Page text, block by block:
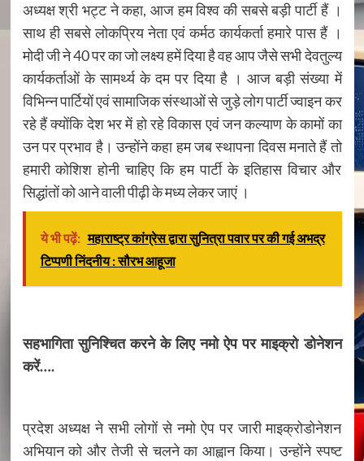
अध्यक्ष श्री भट्ट ने कहा, आज हम विश्व की सबसे बड़ी पार्टी हैं ।
साथ ही सबसे लोकप्रिय नेता एवं कर्मठ कार्यकर्ता हमारे पास हैं ।
मोदी जी ने 40 पर का जो लक्ष्य हमें दिया है वह आप जैसे सभी देवतुल्य
कार्यकर्ताओं के सामर्थ्य के दम पर दिया है । आज बड़ी संख्या में
विभिन्न पार्टियों एवं सामाजिक संस्थाओं से जुड़े लोग पार्टी ज्वाइन कर
रहे हैं क्योंकि देश भर में हो रहे विकास एवं जन कल्याण के कामों का
उन पर प्रभाव है। उन्होंने कहा हम जब स्थापना दिवस मनाते हैं तो
हमारी कोशिश होनी चाहिए कि हम पार्टी के इतिहास विचार और
सिद्धांतों को आने वाली पीढ़ी के मध्य लेकर जाएं ।
ये भी पढ़ें: महाराष्ट्र कांग्रेस द्वारा सुनित्रा पवार पर की गई अभद्र
टिप्पणी निंदनीय : सौरभ आहूजा
सहभागिता सुनिश्चित करने के लिए नमो ऐप पर माइक्रो डोनेशन
करें….
प्रदेश अध्यक्ष ने सभी लोगों से नमो ऐप पर जारी माइक्रोडोनेशन
अभियान को और तेजी से चलने का आह्वान किया। उन्होंने स्पष्ट